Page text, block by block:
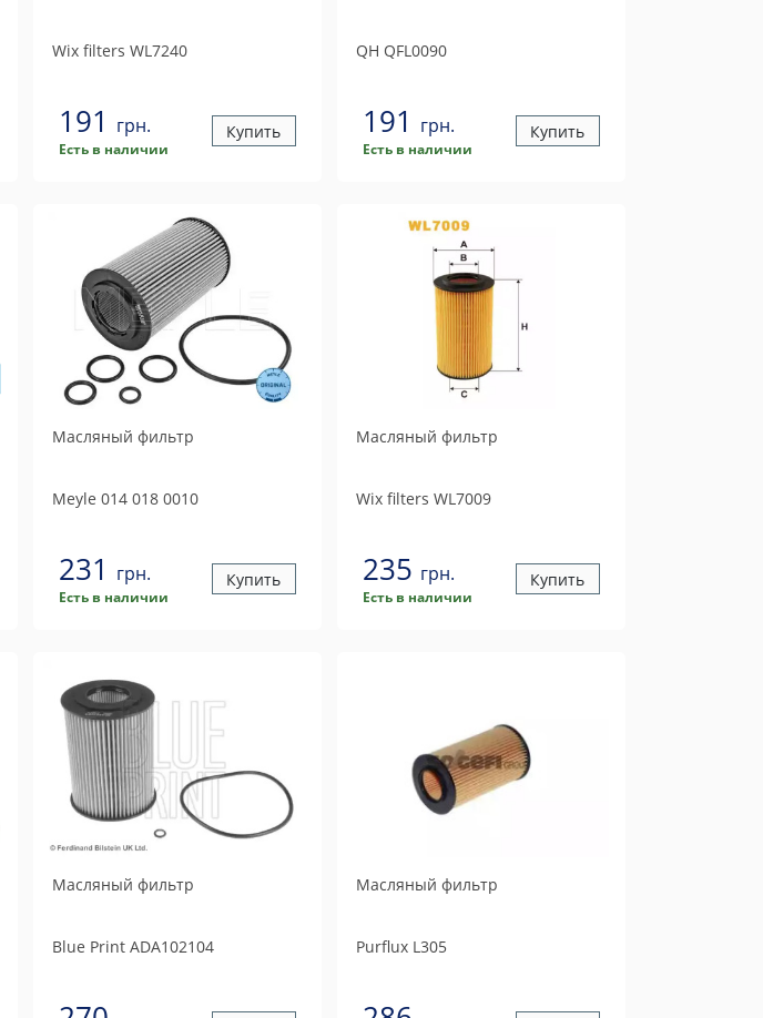
Wix filters WL7240
191 грн.
Есть в наличии
Купить
QH QFL0090
191 грн.
Есть в наличии
Купить
Масляный фильтр
Meyle 014 018 0010
231 грн.
Есть в наличии
Купить
Масляный фильтр
Wix filters WL7009
235 грн.
Есть в наличии
Купить
Масляный фильтр
Blue PrintADA102104
Масляный фильтр
PurfluxL305